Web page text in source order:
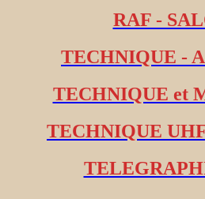
RAF -
TECHNIQUE -
TECHNIQUE et
TECHNIQUE